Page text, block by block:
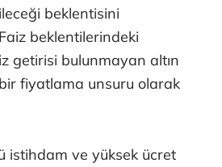
beklentisini
beklentilerindeki
getirisi bulunmayan altın
fiyatlama unsuru olarak
istihdam ve yüksek ücret